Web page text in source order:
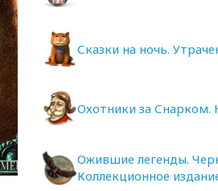
Сказки на ночь.
Охотники за Снарком.
Ожившие легенды.
Коллекционное